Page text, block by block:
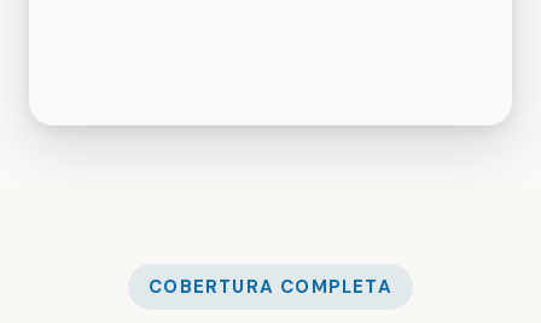
COBERTURA COMPLETA